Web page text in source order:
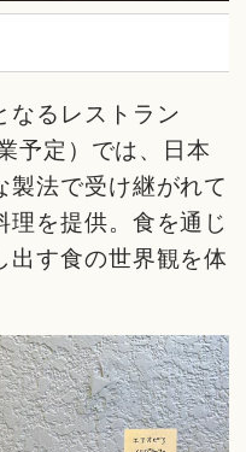
なるレストラン
予定）では、日本
法で受け継がれて
理を提供。食を通じ
出す食の世界観を体